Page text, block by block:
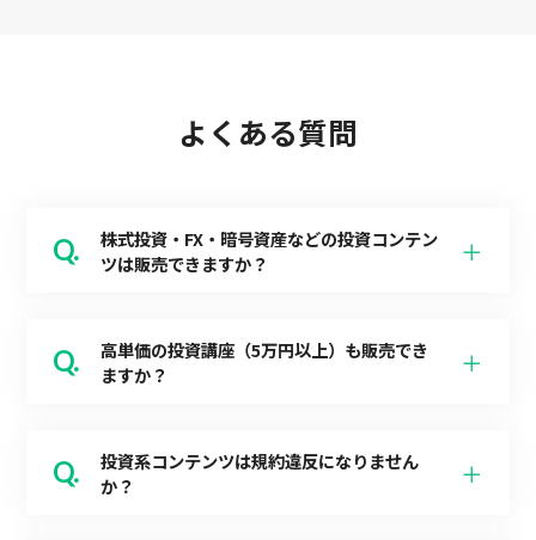
よくある質問
株式投資・FX・暗号資産などの投資コンテン
ツは販売できますか？
高単価の投資講座（5万円以上）も販売でき
ますか？
投資系コンテンツは規約違反になりません
か？